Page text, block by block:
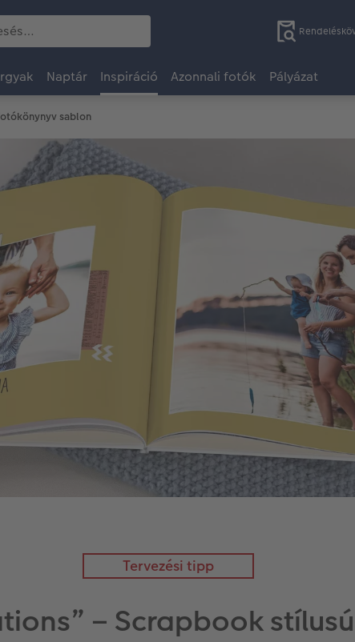
Naptár Inspiráció Azonnali fotók Pályázat
sablon
Tervezési tipp
– Scrapbook